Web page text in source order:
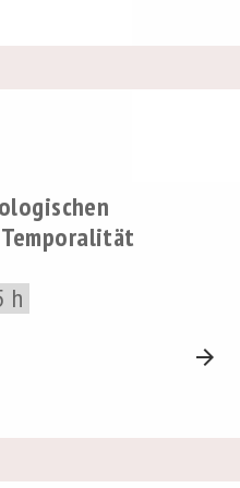
h
arrow_forward